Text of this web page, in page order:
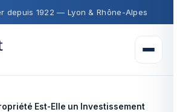
depuis 1922 — Lyon & Rhône-Alpes
Ouvrir
Est-Elle un Investissement